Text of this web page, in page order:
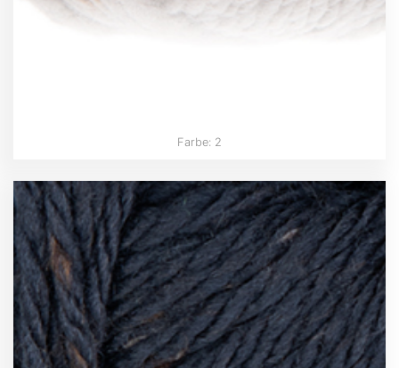
Farbe: 2